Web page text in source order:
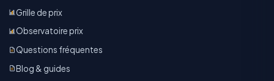
Grille de prix
Observatoire prix
Questions fréquentes
Blog & guides